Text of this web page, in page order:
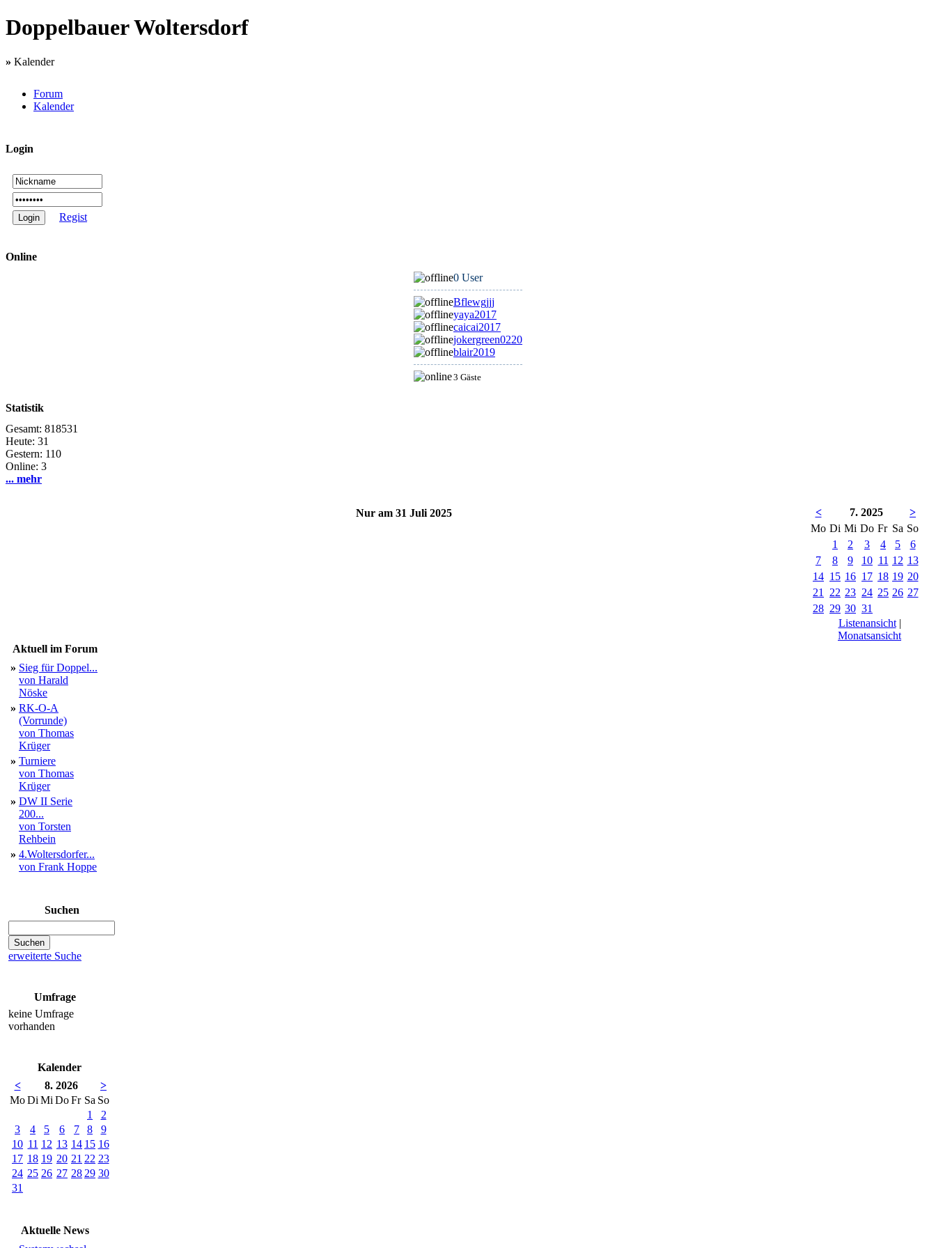
Doppelbauer Woltersdorf
» Kalender
Forum
Kalender
Login
Regist
Online
0 User
Bflewgjjj
yaya2017
caicai2017
jokergreen0220
blair2019
3 Gäste
Statistik
Gesamt: 818531
Heute: 31
Gestern: 110
Online: 3
... mehr
Nur am 31 Juli 2025 < 7. 2025
>
Mo Di Mi Do Fr Sa So
1
2 3 4 5
6
7
8 9 10 11 12 13
14 15 16 17 18 19 20
21
22 23 24 25 26 27
28 29 30 31
Listenansicht|
Monatsansicht
Aktuell im Forum
» Sieg für Doppel...
von Harald
Nöske
» RK-O-A
(Vorrunde)
von Thomas
Krüger
» Turniere
von Thomas
Krüger
» DW II Serie
200...
von Torsten
Rehbein
» 4.Woltersdorfer...
von Frank Hoppe
Suchen
erweiterte Suche
Umfrage
keine Umfrage
vorhanden
Kalender
<
8. 2026
>
MoDi Mi DoFr Sa So
1
2
3
4 5 6 7 8
9
10 11 12 13 14 15 16
17 18 19 20 21 22 23
24 25 26 27 28 29 30
31
Aktuelle News